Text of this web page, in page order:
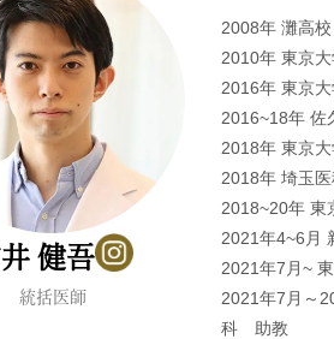
健吾
統括医師
2008年 灘高
2010年 東京
2016年 東京
2016~18年 佐
2018年 東京
2018年 埼玉
2018~20年 東
2021年4~6月
2021年7月~
2021年7月～
科 助教